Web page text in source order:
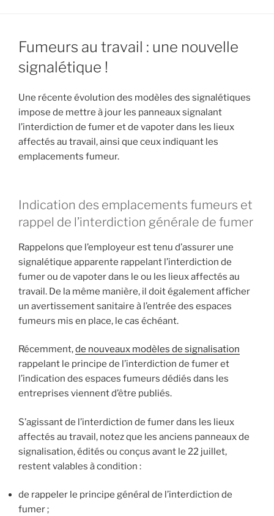
Fumeurs au travail : une nouvelle
signalétique !
Une récente évolution des modèles des signalétiques
impose de mettre à jour les panneaux signalant
l’interdiction de fumer et de vapoter dans les lieux
affectés au travail, ainsi que ceux indiquant les
emplacements fumeur.
Indication des emplacements fumeurs et
rappel de l’interdiction générale de fumer
Rappelons que l’employeur est tenu d’assurer une
signalétique apparente rappelant l’interdiction de
fumer ou de vapoter dans le ou les lieux affectés au
travail. De la même manière, il doit également afficher
un avertissement sanitaire à l’entrée des espaces
fumeurs mis en place, le cas échéant.
Récemment,de nouveaux modèles de signalisation
rappelant le principe de l’interdiction de fumer et
l’indication des espaces fumeurs dédiés dans les
entreprises viennent d’être publiés.
S’agissant de l’interdiction de fumer dans les lieux
affectés au travail, notez que les anciens panneaux de
signalisation, édités ou conçus avant le 22 juillet,
restent valables à condition :
de rappeler le principe général de l’interdiction de
fumer ;